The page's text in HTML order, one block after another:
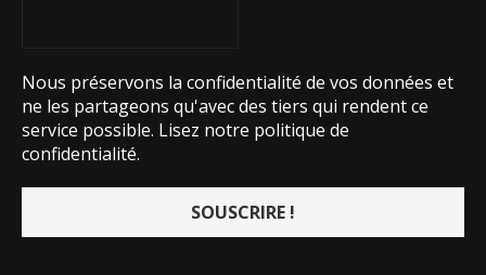
Nous préservons la confidentialité de vos données et
ne les partageons qu'avec des tiers qui rendent ce
service possible. Lisez notre politique de
confidentialité.